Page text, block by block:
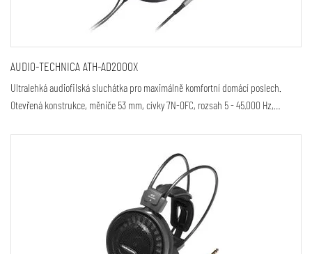
AUDIO-TECHNICA ATH-AD2000X
Ultralehká audiofilská sluchátka pro maximálně komfortní domácí poslech.
Otevřená konstrukce, měniče 53 mm, cívky 7N-OFC, rozsah 5 - 45.000 Hz,…